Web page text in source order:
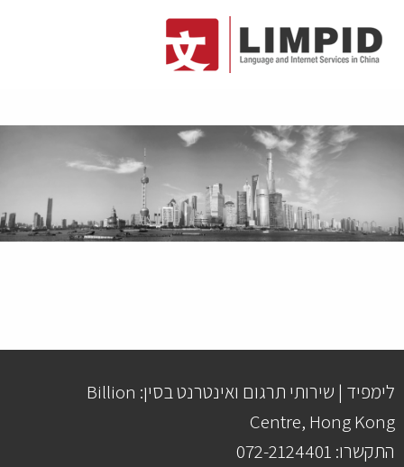
לימפיד | שירותי תרגום ואינטרנט בסין: Billion
Centre, Hong Kong
התקשרו: 072-2124401